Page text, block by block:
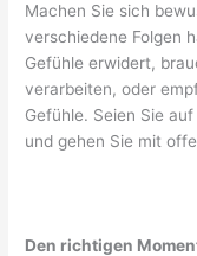
Machen Sie sich
verschiedene Folgen
Gefühle erwidert,
verarbeiten, oder
Gefühle. Seien Sie
und gehen Sie mit
Den richtigen